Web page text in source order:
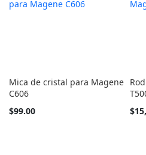
Mica de cristal para Magene
C606
$99.00